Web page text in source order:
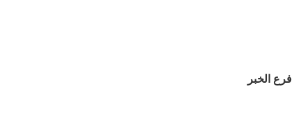
فرع الخبر